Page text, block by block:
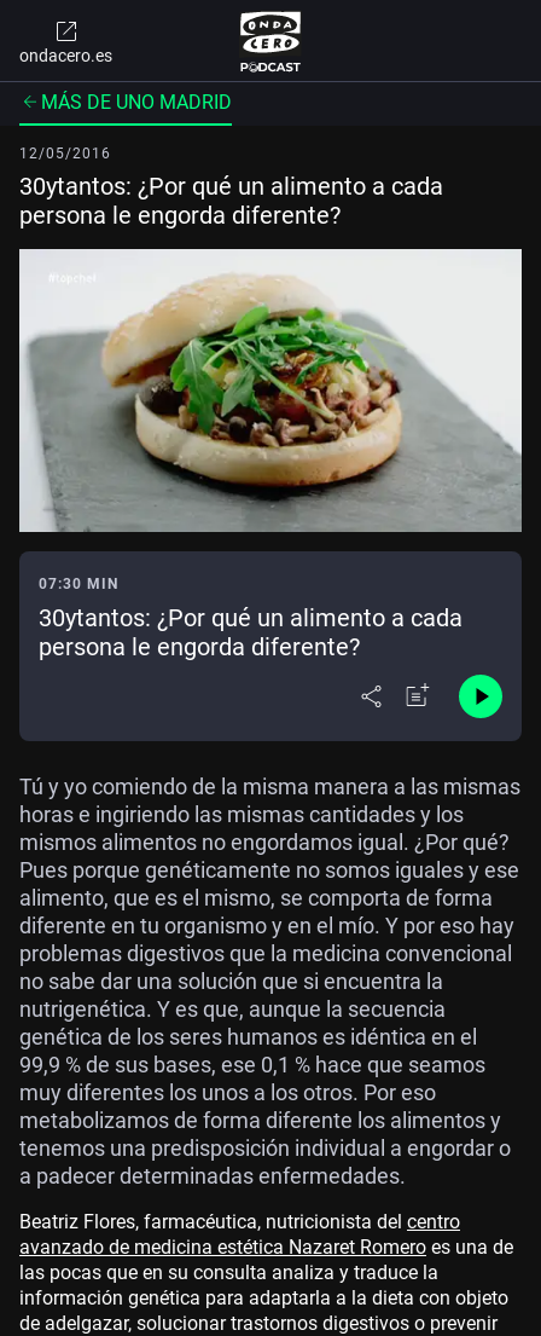
ondacero.es
MÁS DE UNO MADRID
12/05/2016
30ytantos: ¿Por qué un alimento a cada
persona le engorda diferente?
07:30 MIN
30ytantos: ¿Por qué un alimento a cada
persona le engorda diferente?
Tú y yo comiendo de la misma manera a las mismas
horas e ingiriendo las mismas cantidades y los
mismos alimentos no engordamos igual. ¿Por qué?
Pues porque genéticamente no somos iguales y ese
alimento, que es el mismo, se comporta de forma
diferente en tu organismo y en el mío. Y por eso hay
problemas digestivos que la medicina convencional
no sabe dar una solución que si encuentra la
nutrigenética. Y es que, aunque la secuencia
genética de los seres humanos es idéntica en el
99,9 % de sus bases, ese 0,1 % hace que seamos
muy diferentes los unos a los otros. Por eso
metabolizamos de forma diferente los alimentos y
tenemos una predisposición individual a engordar o
a padecer determinadas enfermedades.
Beatriz Flores, farmacéutica, nutricionista del centro
avanzado de medicina estética Nazaret Romero es una de
las pocas que en su consulta analiza y traduce la
información genética para adaptarla a la dieta con objeto
de adelgazar, solucionar trastornos digestivos o prevenir